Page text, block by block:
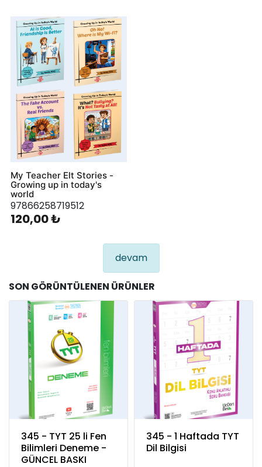
My Teacher Elt Stories -
Growing up in today's
world
97866258719512
120,00 ₺
devam
SON GÖRÜNTÜLENEN ÜRÜNLER
345 - TYT 25 li Fen
Bilimleri Deneme -
GÜNCEL BASKI
345 - 1 Haftada TYT
Dil Bilgisi